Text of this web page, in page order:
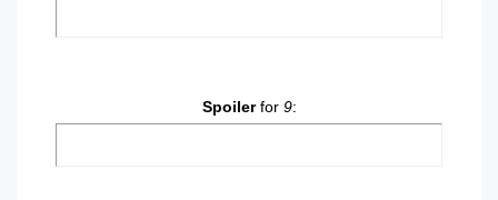
Spoilerfor 9: